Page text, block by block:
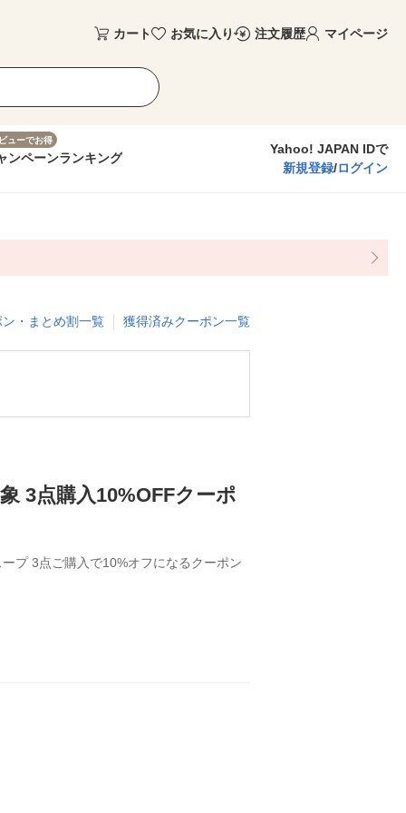
カート お気に入り 注文履歴 マイページ
ューでお得
ンペーンランキング
Yahoo! JAPAN IDで
新規登録/ログイン
ン・まとめ割一覧 獲得済みクーポン一覧
3点購入10%OFFクーポ
プ 3点ご購入で10%オフになるクーポン